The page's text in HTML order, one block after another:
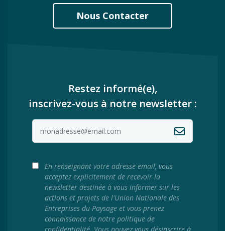
Nous Contacter
Restez informé(e),
inscrivez-vous à notre newsletter :
En renseignant votre adresse email, vous
acceptez explicitement de recevoir la
newsletter destinée à vous informer sur les
actions et projets de l'Union Nationale des
Entreprises du Paysage et vous prenez
connaissance de notre politique de